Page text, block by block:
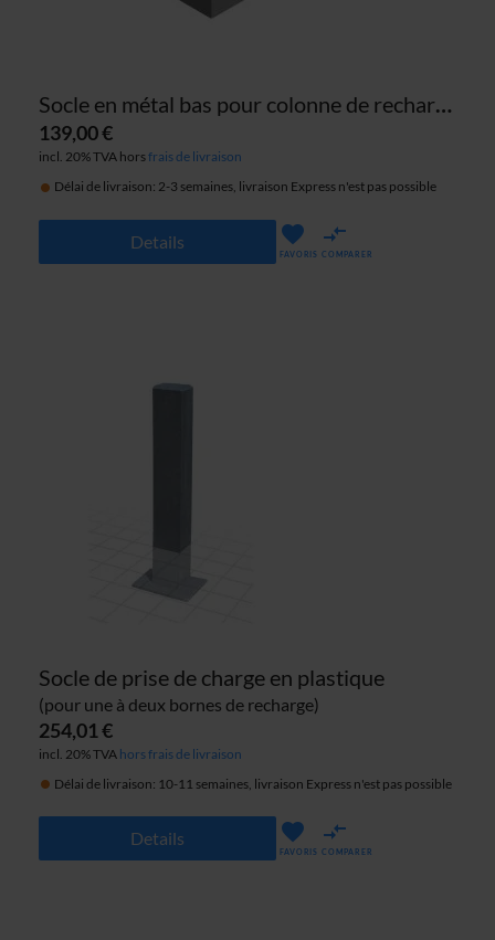
Socle en métal bas pour colonne de recharge ABL eMC2 (10 cm)
139,00 €
incl. 20% TVA horsfrais de livraison
Délai de livraison: 2-3 semaines, livraison Express n'est pas possible
Details
FAVORIS COMPARER
Socle de prise de charge en plastique
(pour une à deux bornes de recharge)
254,01 €
incl. 20% TVA hors frais de livraison
Délai de livraison: 10-11 semaines, livraison Express n'est pas possible
Details
FAVORIS COMPARER